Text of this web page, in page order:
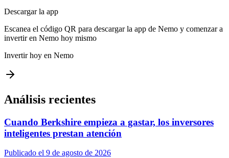
Descargar la app
Escanea el código QR para descargar la app de Nemo y comenzar a
invertir en Nemo hoy mismo
Invertir hoy en Nemo
Análisis recientes
Cuando Berkshire empieza a gastar, los inversores
inteligentes prestan atención
Publicado el 9 de agosto de 2026